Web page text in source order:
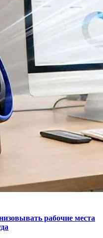
рабочие места